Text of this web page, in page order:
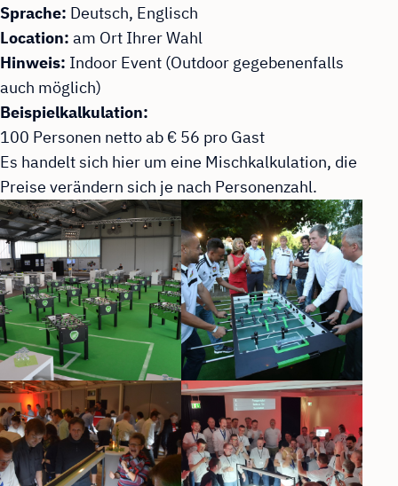
Sprache: Deutsch, Englisch
Location: am Ort Ihrer Wahl
Hinweis: Indoor Event (Outdoor gegebenenfalls
auch möglich)
Beispielkalkulation:
100 Personen netto ab € 56 pro Gast
Es handelt sich hier um eine Mischkalkulation, die
Preise verändern sich je nach Personenzahl.